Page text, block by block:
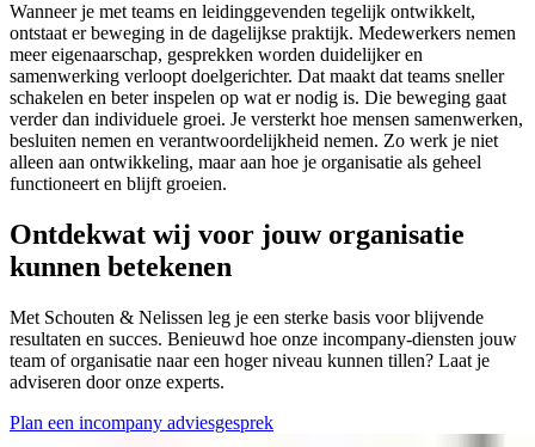
Wanneer je met teams en leidinggevenden tegelijk ontwikkelt,
ontstaat er beweging in de dagelijkse praktijk. Medewerkers nemen
meer eigenaarschap, gesprekken worden duidelijker en
samenwerking verloopt doelgerichter. Dat maakt dat teams sneller
schakelen en beter inspelen op wat er nodig is. Die beweging gaat
verder dan individuele groei. Je versterkt hoe mensen samenwerken,
besluiten nemen en verantwoordelijkheid nemen. Zo werk je niet
alleen aan ontwikkeling, maar aan hoe je organisatie als geheel
functioneert en blijft groeien.
Ontdekwat wij voor jouw organisatie
kunnen betekenen
Met Schouten & Nelissen leg je een sterke basis voor blijvende
resultaten en succes. Benieuwd hoe onze incompany-diensten jouw
team of organisatie naar een hoger niveau kunnen tillen? Laat je
adviseren door onze experts.
Plan een incompany adviesgesprek